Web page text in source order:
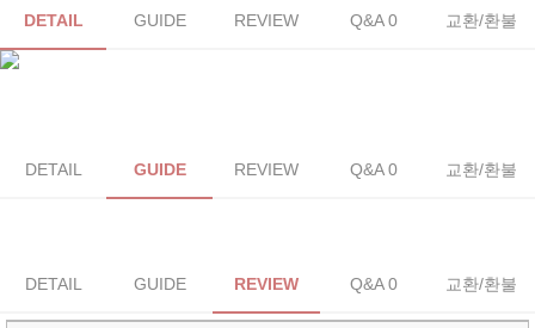
DETAIL GUIDE REVIEW Q&A 0 교환/환불
DETAIL GUIDE REVIEW Q&A 0 교환/환불
DETAIL GUIDE REVIEW Q&A 0 교환/환불